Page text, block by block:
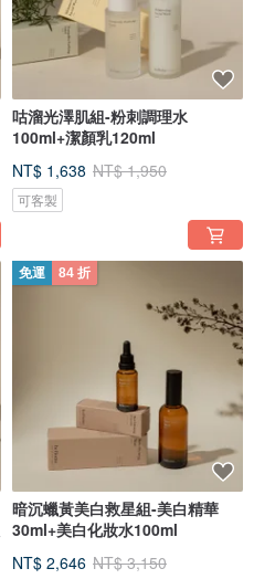
咕溜光澤肌組-粉刺調理水
100ml+潔顏乳120ml
NT$ 1,638 NT$ 1,950
可客製
免運 84 折
暗沉蠟黃美白救星組-美白精華
30ml+美白化妝水100ml
NT$ 2,646 NT$ 3,150